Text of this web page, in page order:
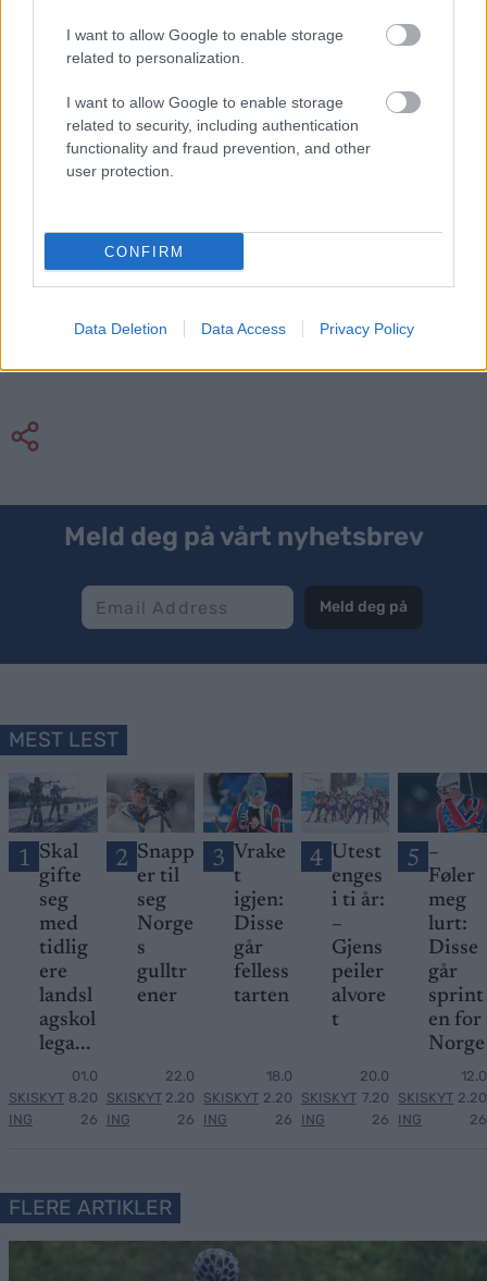
I want to allow Google to enable storage
related to personalization.
I want to allow Google to enable storage
related to security, including authentication
functionality and fraud prevention, and other
user protection.
CONFIRM
Data Deletion Data Access Privacy Policy
noen selvfølge, sa Dale-Skjevdal til Langrenn.com
etter triumfen i Holmenkollen.
Se også:
Dale-Skjevdal slår tilbake etter utallige
vrakinger – avslører sin uvanlige metode
Johannes Dale-Skjevdal etter sprinten under
verdenscupfinalen i Holmenkollen i mars. Foto:
Meld deg på vårt nyhetsbrev
Meld deg på
MEST LEST
1 Skal
gifte
seg
med
tidlig
ere
landsl
agskol
lega...
SKISKYT
ING
01.0
8.20
26
2 Snapp
er til
seg
Norge
s
gulltr
ener
SKISKYT
ING
22.0
2.20
26
3 Vrake
t
igjen:
Disse
går
felless
tarten
SKISKYT
ING
18.0
2.20
26
4 Utest
enges
i ti år:
–
Gjens
peiler
alvore
t
SKISKYT
ING
20.0
7.20
26
5 –
Føler
meg
lurt:
Disse
går
sprint
en for
Norge
SKISKYT
ING
12.0
2.20
26
FLERE ARTIKLER